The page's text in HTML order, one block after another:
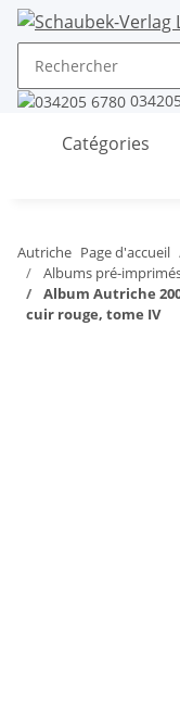
Catégories
Autriche Page d'accueil
Albums pré-
Album Autriche
cuir rouge, tome IV